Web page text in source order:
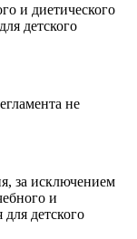
и диетического
детского
не
за исключением
и
детского